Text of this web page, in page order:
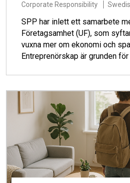
Corporate Responsibility
SPP har inlett ett samarbete
Företagsamhet (UF), som
vuxna mer om ekonomi och
Entreprenörskap är grunden